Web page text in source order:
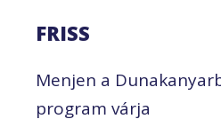
FRISS
Menjen a
program várja